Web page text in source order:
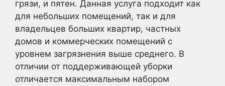
грязи, и пятен. Данная услуга подходит как
для небольших помещений, так и для
владельцев больших квартир, частных
домов и коммерческих помещений с
уровнем загрязнения выше среднего. В
отличии от поддерживающей уборки
отличается максимальным набором